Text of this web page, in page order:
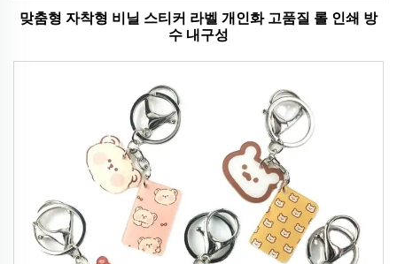
맞춤형 자착형 비닐 스티커 라벨 개인화 고품질 롤 인쇄 방
수 내구성